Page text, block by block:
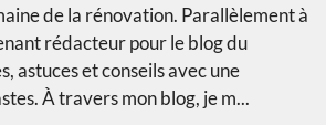
de la rénovation. Parallèlement à
rédacteur pour le blog du
astuces et conseils avec une
À travers mon blog, je m...